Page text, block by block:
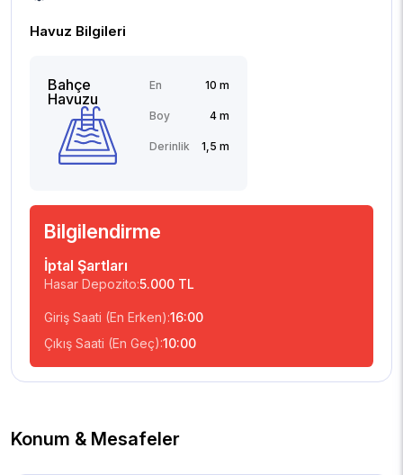
Havuz Bilgileri
Bahçe
Havuzu
En 10 m
Boy 4 m
Derinlik 1,5 m
Bilgilendirme
İptal Şartları
Hasar Depozito:5.000 TL
Giriş Saati (En Erken):16:00
Çıkış Saati (En Geç):10:00
Konum & Mesafeler